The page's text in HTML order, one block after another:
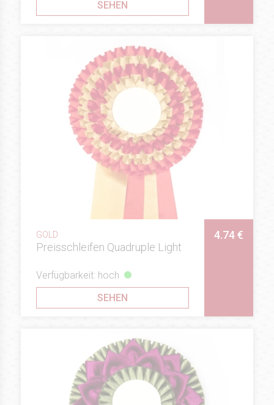
SEHEN
GOLD
Preisschleifen Quadruple Light
4.74 €
Verfügbarkeit: hoch
SEHEN